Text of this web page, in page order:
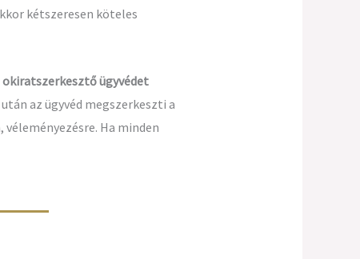
kétszeresen köteles
okiratszerkesztő ügyvédet
az ügyvéd megszerkeszti a
Ha minden